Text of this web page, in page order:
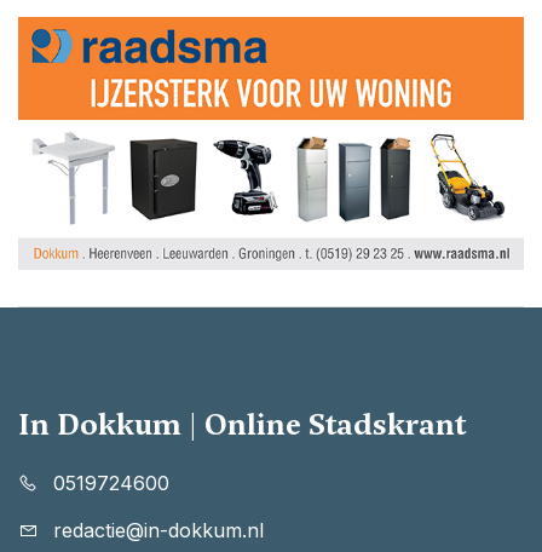
In Dokkum | Online Stadskrant
0519724600
redactie@in-dokkum.nl